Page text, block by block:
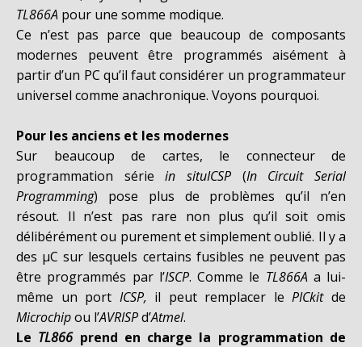
TL866A pour une somme modique.
Ce n’est pas parce que beaucoup de composants
modernes peuvent être programmés aisément à
partir d’un PC qu’il faut considérer un programmateur
universel comme anachronique. Voyons pourquoi.
Pour les anciens et les modernes
Sur beaucoup de cartes, le connecteur de
programmation sériein situICSP (In Circuit Serial
Programming) pose plus de problèmes qu’il n’en
résout. Il n’est pas rare non plus qu’il soit omis
délibérément ou purement et simplement oublié. Il y a
des µC sur lesquels certains fusibles ne peuvent pas
être programmés par l’ISCP. Comme le TL866Aa lui-
même un port ICSP, il peut remplacer lePICkitde
Microchipou l’AVRISPd’Atmel.
Le TL866prend en charge la programmation de